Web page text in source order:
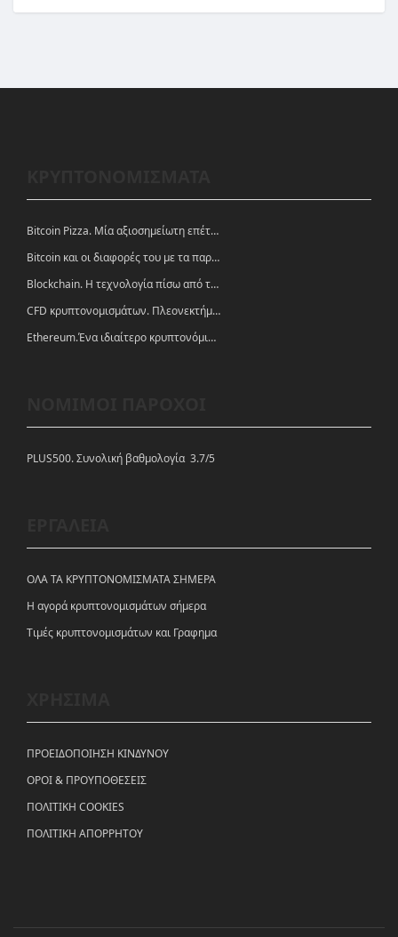
Bitcoin Pizza. Μία αξιοσημείωτη επέτειος.
Bitcoin και οι διαφορές του με τα παραδοσιακά νομίσματα
Blockchain. Η τεχνολογία πίσω από τα κρυπτονομίσματα
CFD κρυπτονομισμάτων. Πλεονεκτήματα και ευκαιρίες
Ethereum.Ένα ιδιαίτερο κρυπτονόμισμα-πλατφόρμα
PLUS500. Συνολική βαθμολογία 3.7/5
ΟΛΑ ΤΑ ΚΡΥΠΤΟΝΟΜΙΣΜΑΤΑ ΣΗΜΕΡΑ
Η αγορά κρυπτονομισμάτων σήμερα
Tιμές κρυπτονομισμάτων και Γραφημα
ΠΡΟΕΙΔΟΠΟΙΗΣΗ ΚΙΝΔΥΝΟΥ
ΟΡΟΙ & ΠΡΟΥΠΟΘΕΣΕΙΣ
ΠΟΛΙΤΙΚΗ COOKIES
ΠΟΛΙΤΙΚΗ ΑΠΟΡΡΗΤΟΥ